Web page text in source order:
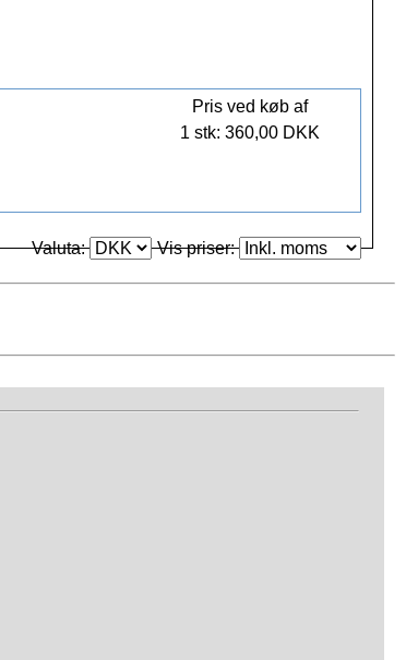
Pris ved køb af
1 stk: 360,00 DKK
Valuta: Vis priser: